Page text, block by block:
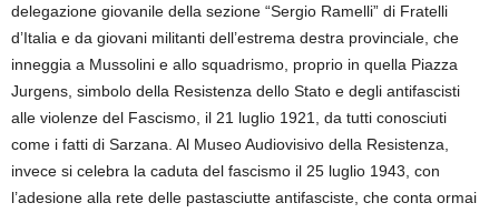
delegazione giovanile della sezione “Sergio Ramelli” di Fratelli
d’Italia e da giovani militanti dell’estrema destra provinciale, che
inneggia a Mussolini e allo squadrismo, proprio in quella Piazza
Jurgens, simbolo della Resistenza dello Stato e degli antifascisti
alle violenze del Fascismo, il 21 luglio 1921, da tutti conosciuti
come i fatti di Sarzana. Al Museo Audiovisivo della Resistenza,
invece si celebra la caduta del fascismo il 25 luglio 1943, con
l’adesione alla rete delle pastasciutte antifasciste, che conta ormai